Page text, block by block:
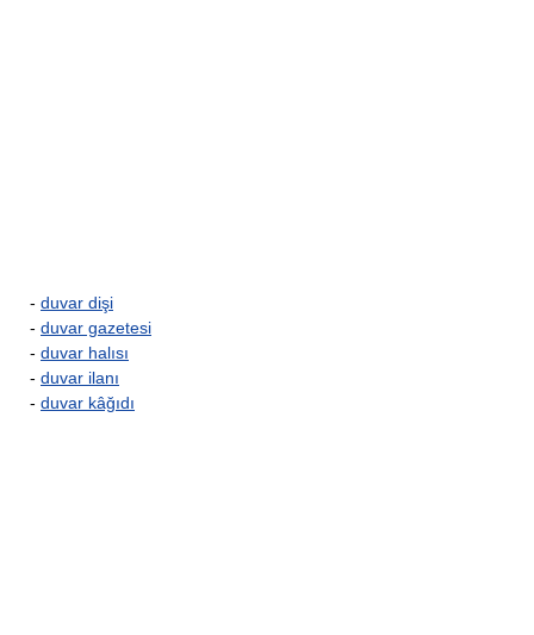
- duvar dişi
- duvar gazetesi
- duvar halısı
- duvar ilanı
- duvar kâğıdı